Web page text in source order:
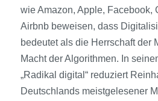
wie Amazon, Apple, Facebook,
Airbnb beweisen, dass
bedeutet als die Herrschaft der
Macht der Algorithmen. In
„Radikal digital“ reduziert
Deutschlands meistgelesener